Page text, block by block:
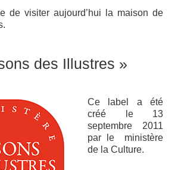
de visiter aujourd’hui la maison de
des Illustres »
Ce label a été
créé le 13
septembre 2011
par le ministère
de la Culture.